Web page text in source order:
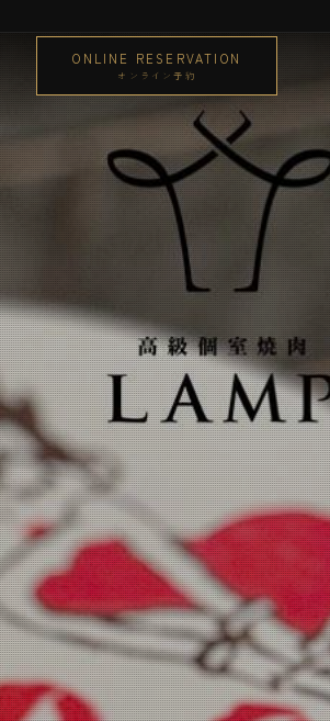
ONLINE RESERVATION
オンライン予約